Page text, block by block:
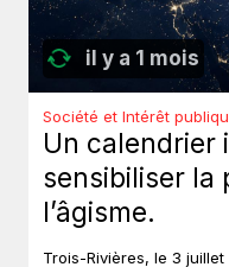
il y a 1 mois
Société et Intérêt
Un calendrier
sensibiliser la
l’âgisme.
Trois-Rivières, le 3